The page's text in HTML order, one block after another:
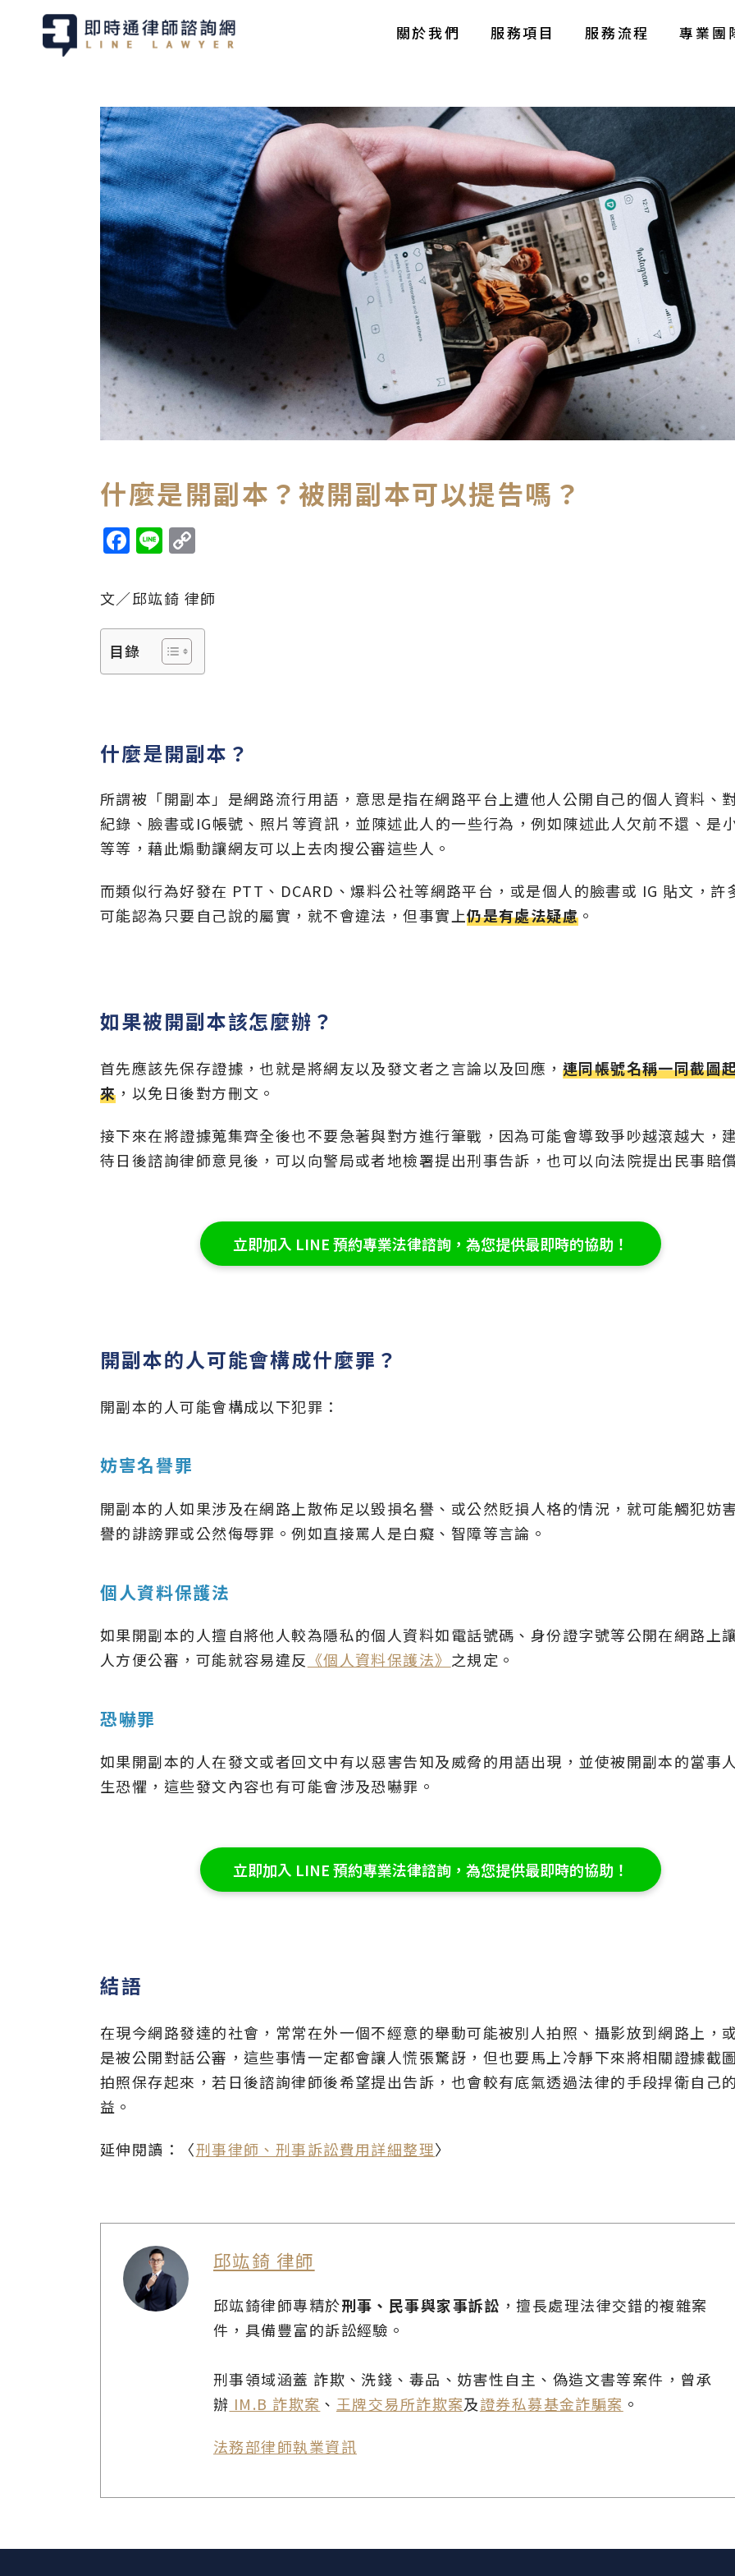
關於我們 服務項目 服務流程 專業團
什麼是開副本？被開副本可以提告嗎？
Facebook
Line
文／邱竑錡 律師
目錄
什麼是開副本？
所謂被「開副本」是網路流行用語，意思是指在網路平台上遭他人公開自己的個人資料、
紀錄、臉書或IG帳號、照片等資訊，並陳述此人的一些行為，例如陳述此人欠前不還、是
等等，藉此煽動讓網友可以上去肉搜公審這些人。
而類似行為好發在 PTT、DCARD、爆料公社等網路平台，或是個人的臉書或 IG 貼文，許
可能認為只要自己說的屬實，就不會違法，但事實上仍是有處法疑慮 。
如果被開副本該怎麼辦？
首先應該先保存證據，也就是將網友以及發文者之言論以及回應， 連同帳號名稱一同截圖
來 ，以免日後對方刪文。
接下來在將證據蒐集齊全後也不要急著與對方進行筆戰，因為可能會導致爭吵越滾越大，
待日後諮詢律師意見後，可以向警局或者地檢署提出刑事告訴，也可以向法院提出民事賠
立即加入 LINE 預約專業法律諮詢，為您提供最即時的協助！
開副本的人可能會構成什麼罪？
開副本的人可能會構成以下犯罪：
妨害名譽罪
開副本的人如果涉及在網路上散佈足以毀損名譽、或公然貶損人格的情況，就可能觸犯妨
譽的誹謗罪或公然侮辱罪。例如直接罵人是白癡、智障等言論。
個人資料保護法
如果開副本的人擅自將他人較為隱私的個人資料如電話號碼、身份證字號等公開在網路上
人方便公審，可能就容易違反 《個人資料保護法》 之規定。
恐嚇罪
如果開副本的人在發文或者回文中有以惡害告知及威脅的用語出現，並使被開副本的當事
生恐懼，這些發文內容也有可能會涉及恐嚇罪。
立即加入 LINE 預約專業法律諮詢，為您提供最即時的協助！
結語
在現今網路發達的社會，常常在外一個不經意的舉動可能被別人拍照、攝影放到網路上，
是被公開對話公審，這些事情一定都會讓人慌張驚訝，但也要馬上冷靜下來將相關證據截
拍照保存起來，若日後諮詢律師後希望提出告訴，也會較有底氣透過法律的手段捍衛自己
益。
延伸閱讀：〈刑事律師、刑事訴訟費用詳細整理〉
邱竑錡 律師
邱竑錡律師專精於刑事、民事與家事訴訟 ，擅長處理法律交錯的複雜案
件，具備豐富的訴訟經驗。
刑事領域涵蓋 詐欺、洗錢、毒品、妨害性自主、偽造文書等案件，曾承
辦 IM.B 詐欺案 、 王牌交易所詐欺案及證券私募基金詐騙案 。
法務部律師執業資訊